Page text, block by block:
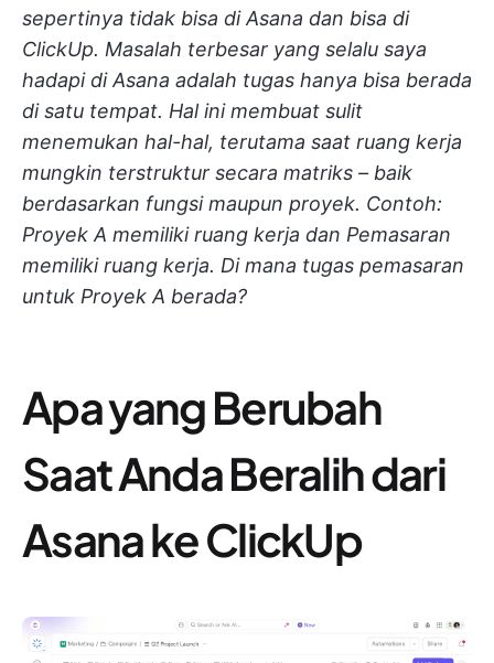
sepertinya tidak bisa di Asana dan bisa di
ClickUp. Masalah terbesar yang selalu saya
hadapi di Asana adalah tugas hanya bisa berada
di satu tempat. Hal ini membuat sulit
menemukan hal-hal, terutama saat ruang kerja
mungkin terstruktur secara matriks – baik
berdasarkan fungsi maupun proyek. Contoh:
Proyek A memiliki ruang kerja dan Pemasaran
memiliki ruang kerja. Di mana tugas pemasaran
untuk Proyek A berada?
Apa yang Berubah
Saat Anda Beralih dari
Asana ke ClickUp